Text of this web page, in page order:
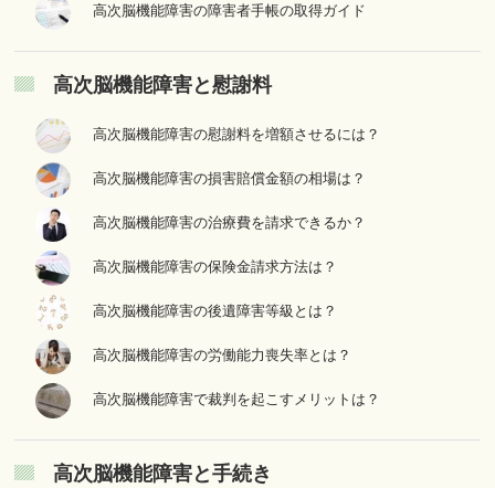
高次脳機能障害の障害者手帳の取得ガイド
高次脳機能障害と慰謝料
高次脳機能障害の慰謝料を増額させるには？
高次脳機能障害の損害賠償金額の相場は？
高次脳機能障害の治療費を請求できるか？
高次脳機能障害の保険金請求方法は？
高次脳機能障害の後遺障害等級とは？
高次脳機能障害の労働能力喪失率とは？
高次脳機能障害で裁判を起こすメリットは？
高次脳機能障害と手続き